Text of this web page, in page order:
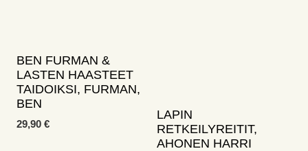
BEN FURMAN &
LASTEN HAASTEET
TAIDOIKSI, FURMAN,
BEN
29,90 €
LAPIN
RETKEILYREITIT,
AHONEN HARRI